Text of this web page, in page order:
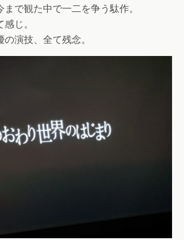
で観た中で一二を争う駄作。
じ。
演技、全て残念。